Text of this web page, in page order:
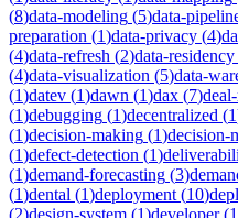
(8)data-modeling (5)data-
preparation (1)data-privacy (4)
(4)data-refresh (2)data-residency
(4)data-visualization (5)data-
(1)datev (1)dawn (1)dax (7)
(1)debugging (1)decentralized (1
(1)decision-making (1)decision-
(1)defect-detection (1)
(1)demand-forecasting (3)
(1)dental (1)deployment (10)
(2)design-system (1)developer(1